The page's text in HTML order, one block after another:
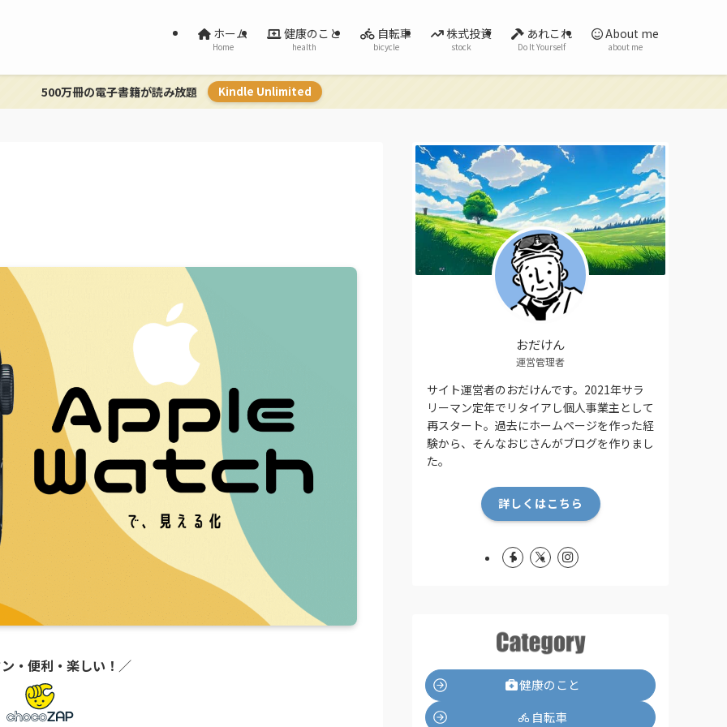
ホーム
Home
健康のこと
health
自転車
bicycle
株式投資
stock
あれこれ
Do It Yourself
About me
about me
500万冊の電子書籍が読み放題 Kindle Unlimited
・便利・楽しい！ ／
おだけん
運営管理者
サイト運営者のおだけんです。2021年サラ
リーマン定年でリタイアし個人事業主として
再スタート。過去にホームページを作った経
験から、そんなおじさんがブログを作りまし
た。
詳しくはこちら
健康のこと
自転車